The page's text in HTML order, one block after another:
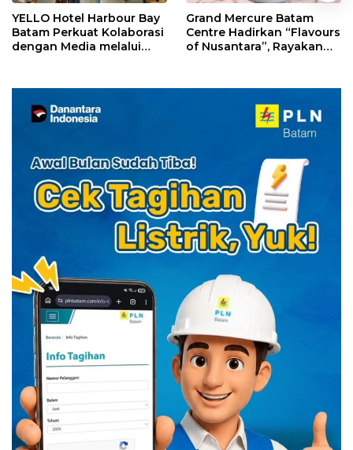
YELLO Hotel Harbour Bay
Batam Perkuat Kolaborasi
dengan Media melalui
Grand Mercure Batam
Centre Hadirkan “Flavours
of Nusantara”, Rayakan